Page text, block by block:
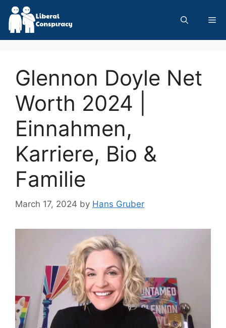
Skip
content
Glennon Doyle Net
Worth 2024 |
Einnahmen,
Karriere, Bio &
Familie
March 17, 2024 by Hans Gruber